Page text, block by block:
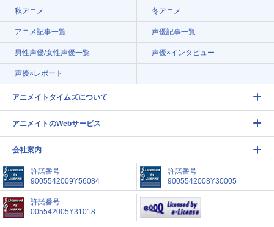
秋アニメ 冬アニメ
アニメ記事一覧 声優記事一覧
男性声優/女性声優一覧 声優×インタビュー
声優×レポート
アニメイトタイムズについて
アニメイトのWebサービス
会社案内
許諾番号
9005542009Y56084
許諾番号
9005542008Y30005
許諾番号
005542005Y31018